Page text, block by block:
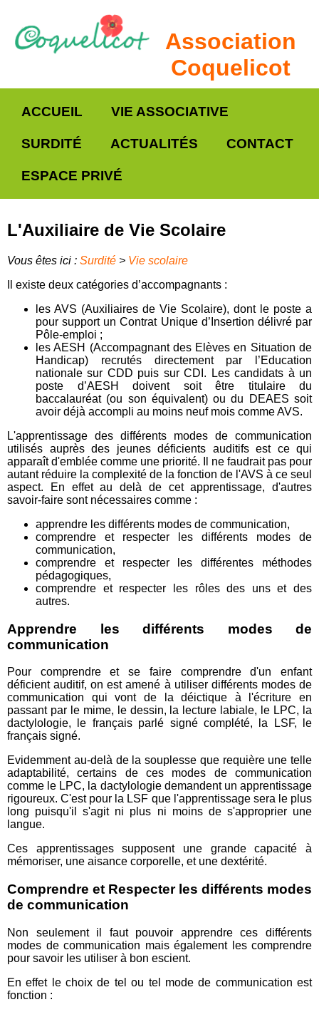
Association
Coquelicot
ACCUEIL VIE ASSOCIATIVE
SURDITÉ ACTUALITÉS CONTACT
ESPACE PRIVÉ
L'Auxiliaire de Vie Scolaire
Vous êtes ici : Surdité > Vie scolaire
Il existe deux catégories d’accompagnants :
les AVS (Auxiliaires de Vie Scolaire), dont le poste a
pour support un Contrat Unique d’Insertion délivré par
Pôle-emploi ;
les AESH (Accompagnant des Elèves en Situation de
Handicap) recrutés directement par l’Education
nationale sur CDD puis sur CDI. Les candidats à un
poste d’AESH doivent soit être titulaire du
baccalauréat (ou son équivalent) ou du DEAES soit
avoir déjà accompli au moins neuf mois comme AVS.
L'apprentissage des différents modes de communication
utilisés auprès des jeunes déficients auditifs est ce qui
apparaît d'emblée comme une priorité. Il ne faudrait pas pour
autant réduire la complexité de la fonction de l'AVS à ce seul
aspect. En effet au delà de cet apprentissage, d'autres
savoir-faire sont nécessaires comme :
apprendre les différents modes de communication,
comprendre et respecter les différents modes de
communication,
comprendre et respecter les différentes méthodes
pédagogiques,
comprendre et respecter les rôles des uns et des
autres.
Apprendre les différents modes de
communication
Pour comprendre et se faire comprendre d'un enfant
déficient auditif, on est amené à utiliser différents modes de
communication qui vont de la déictique à l'écriture en
passant par le mime, le dessin, la lecture labiale, le LPC, la
dactylologie, le français parlé signé complété, la LSF, le
français signé.
Evidemment au-delà de la souplesse que requière une telle
adaptabilité, certains de ces modes de communication
comme le LPC, la dactylologie demandent un apprentissage
rigoureux. C'est pour la LSF que l'apprentissage sera le plus
long puisqu'il s'agit ni plus ni moins de s'approprier une
langue.
Ces apprentissages supposent une grande capacité à
mémoriser, une aisance corporelle, et une dextérité.
Comprendre et Respecter les différents modes
de communication
Non seulement il faut pouvoir apprendre ces différents
modes de communication mais également les comprendre
pour savoir les utiliser à bon escient.
En effet le choix de tel ou tel mode de communication est
fonction :